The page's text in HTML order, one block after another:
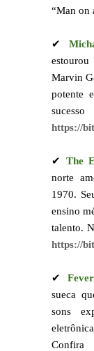
“Man on
✔
Marvin
potente
https://
✔ The
norte
1970.
ensino
talento.
https://
✔
sueca
sons